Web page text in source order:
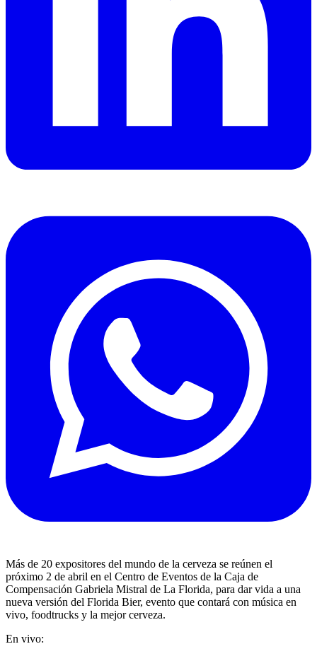
Más de 20 expositores del mundo de la cerveza se reúnen el
próximo 2 de abril en el Centro de Eventos de la Caja de
Compensación Gabriela Mistral de La Florida, para dar vida a una
nueva versión del Florida Bier, evento que contará con música en
vivo, foodtrucks y la mejor cerveza.
En vivo: